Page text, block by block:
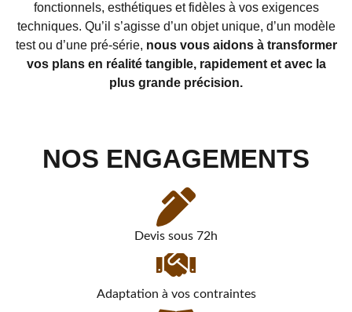
fonctionnels, esthétiques et fidèles à vos exigences
techniques. Qu’il s’agisse d’un objet unique, d’un modèle
test ou d’une pré-série, nous vous aidons à transformer
vos plans en réalité tangible, rapidement et avec la
plus grande précision.
NOS ENGAGEMENTS
Devis sous 72h
Adaptation à vos contraintes